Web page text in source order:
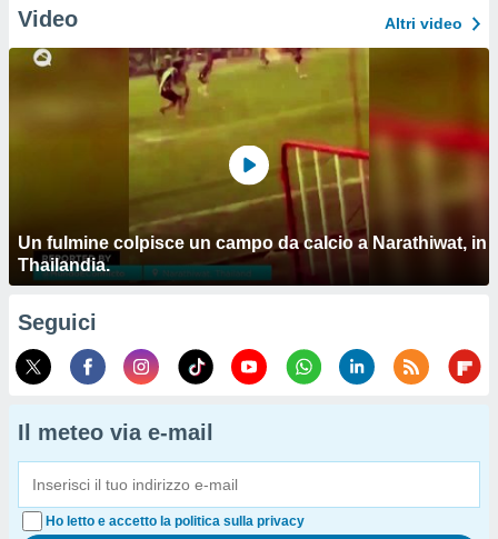
Video Altri video
Un fulmine colpisce un campo da calcio a Narathiwat, in
Thailandia.
Seguici
Il meteo via e-mail
Ho letto e accetto la politica sulla privacy